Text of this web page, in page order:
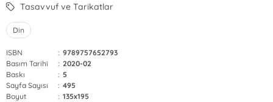
Tasavvuf ve Tarikatlar
Din
ISBN : 9789757652793
Basım Tarihi
: 2020-02
Baskı
: 5
Sayfa Sayısı
: 495
Boyut
: 135x195